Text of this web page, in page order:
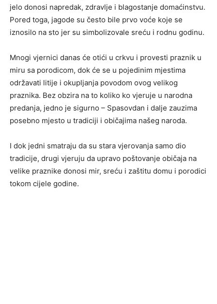
jelo donosi napredak, zdravlje i blagostanje domaćinstvu.
Pored toga, jagode su često bile prvo voće koje se
iznosilo na sto jer su simbolizovale sreću i rodnu godinu.
Mnogi vjernici danas će otići u crkvu i provesti praznik u
miru sa porodicom, dok će se u pojedinim mjestima
održavati litije i okupljanja povodom ovog velikog
praznika. Bez obzira na to koliko ko vjeruje u narodna
predanja, jedno je sigurno – Spasovdan i dalje zauzima
posebno mjesto u tradiciji i običajima našeg naroda.
I dok jedni smatraju da su stara vjerovanja samo dio
tradicije, drugi vjeruju da upravo poštovanje običaja na
velike praznike donosi mir, sreću i zaštitu domu i porodici
tokom cijele godine.